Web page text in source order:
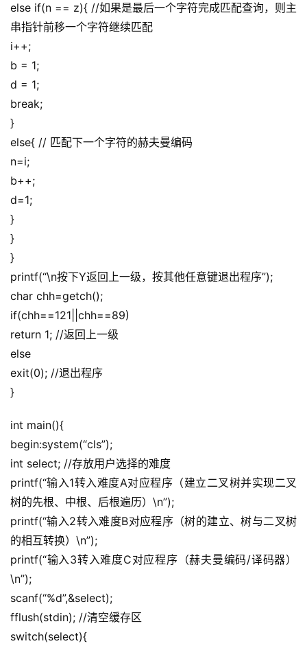
服
务
项
目
A
I
提
代
码
常
用
链
接
登录 注册
else if(n == z){ //如果是最后一个字符完成匹配查询，则主
串指针前移一个字符继续匹配
i++;
b = 1;
d = 1;
break;
}
else{ // 匹配下一个字符的赫夫曼编码
n=i;
b++;
d=1;
}
}
}
printf(“\n按下Y返回上一级，按其他任意键退出程序”);
char chh=getch();
if(chh==121||chh==89)
return 1; //返回上一级
else
exit(0); //退出程序
}
int main(){
begin:system(“cls”);
int select; //存放用户选择的难度
printf(“输入1转入难度A对应程序（建立二叉树并实现二叉
树的先根、中根、后根遍历）\n”);
printf(“输入2转入难度B对应程序（树的建立、树与二叉树
的相互转换）\n”);
printf(“输入3转入难度C对应程序（赫夫曼编码/译码器）
\n”);
scanf(“%d”,&select);
fflush(stdin); //清空缓存区
switch(select){